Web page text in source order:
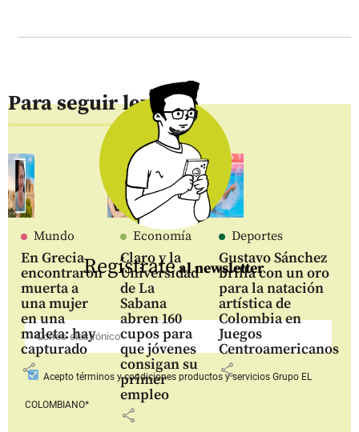
Para seguir leyendo
Mundo
En Grecia
encontraron
muerta a
una mujer
en una
maleta: hay
capturado
share
Economía
Claro y la
Universidad
de La
Sabana
abren 160
cupos para
que jóvenes
consigan su
primer
empleo
share
Deportes
Gustavo Sánchez
brilla con un oro
para la natación
artística de
Colombia en
Juegos
Centroamericanos
share
Regístrateal newsletter
Aceptotérminos y condiciones productos y serviciosGrupo EL
COLOMBIANO*